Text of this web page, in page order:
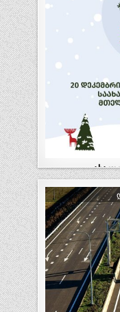
ახალი წლის
17:00 საათზე,
შენობის